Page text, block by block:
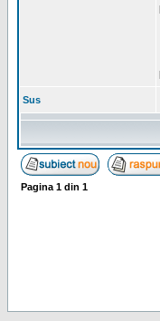
Sus
Pagina 1 din 1